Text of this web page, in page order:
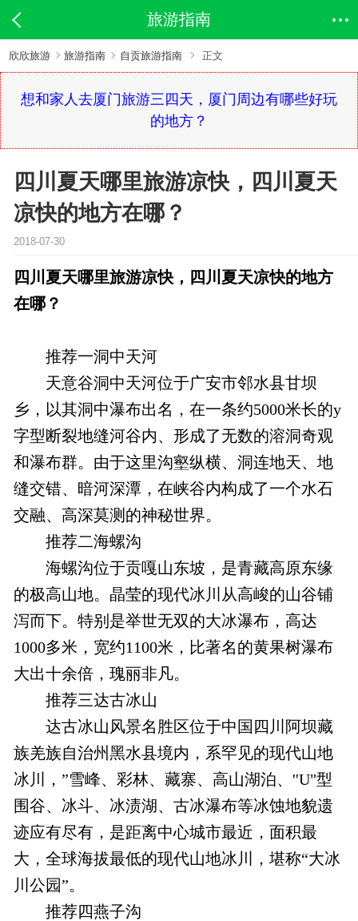
旅游指南
欣欣旅游 旅游指南 自贡旅游指南 正文
想和家人去厦门旅游三四天，厦门周边有哪些好玩
的地方？
四川夏天哪里旅游凉快，四川夏天
凉快的地方在哪？
2018-07-30
四川夏天哪里旅游凉快，四川夏天凉快的地方
在哪？
推荐一洞中天河
天意谷洞中天河位于广安市邻水县甘坝
乡，以其洞中瀑布出名，在一条约5000米长的y
字型断裂地缝河谷内、形成了无数的溶洞奇观
和瀑布群。由于这里沟壑纵横、洞连地天、地
缝交错、暗河深潭，在峡谷内构成了一个水石
交融、高深莫测的神秘世界。
推荐二海螺沟
海螺沟位于贡嘎山东坡，是青藏高原东缘
的极高山地。晶莹的现代冰川从高峻的山谷铺
泻而下。特别是举世无双的大冰瀑布，高达
1000多米，宽约1100米，比著名的黄果树瀑布
大出十余倍，瑰丽非凡。
推荐三达古冰山
达古冰山风景名胜区位于中国四川阿坝藏
族羌族自治州黑水县境内，系罕见的现代山地
冰川，”雪峰、彩林、藏寨、高山湖泊、''U"型
围谷、冰斗、冰渍湖、古冰瀑布等冰蚀地貌遗
迹应有尽有，是距离中心城市最近，面积最
大，全球海拔最低的现代山地冰川，堪称“大冰
川公园”。
推荐四燕子沟